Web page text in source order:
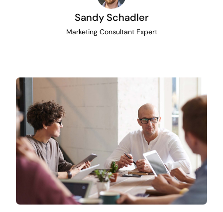
Sandy Schadler
Marketing Consultant Expert